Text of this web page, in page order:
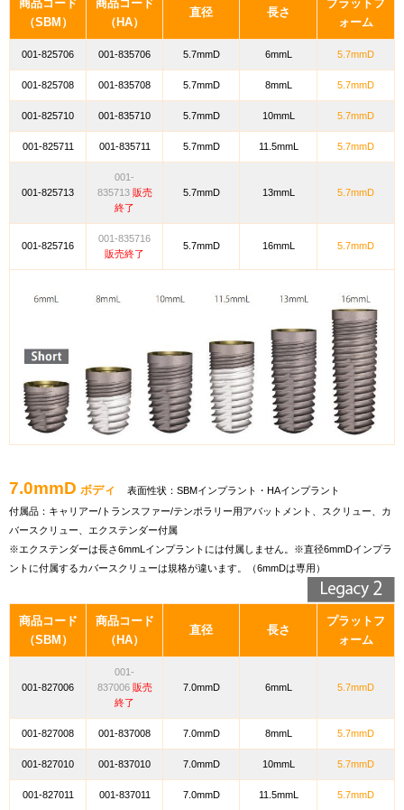
商品コード
（SBM）
商品コード
（HA）
直径 長さ
プラットフ
ォーム
001-825706 001-835706 5.7mmD 6mmL 5.7mmD
001-825708 001-835708 5.7mmD 8mmL 5.7mmD
001-825710 001-835710 5.7mmD 10mmL 5.7mmD
001-825711 001-835711 5.7mmD 11.5mmL 5.7mmD
001-825713
001-
835713 販売
終了
5.7mmD 13mmL 5.7mmD
001-825716
001-835716
販売終了
5.7mmD 16mmL 5.7mmD
7.0mmD ボディ
表面性状：SBMインプラント・HAインプラント
付属品：キャリアー/トランスファー/テンポラリー用アバットメント、スクリュー、カ
バースクリュー、エクステンダー付属
※エクステンダーは長さ6mmLインプラントには付属しません。※直径6mmDインプラ
ントに付属するカバースクリューは規格が違います。（6mmDは専用）
商品コード
（SBM）
商品コード
（HA）
直径 長さ
プラットフ
ォーム
001-827006
001-
837006 販売
終了
7.0mmD 6mmL 5.7mmD
001-827008 001-837008 7.0mmD 8mmL 5.7mmD
001-827010 001-837010 7.0mmD 10mmL 5.7mmD
001-827011 001-837011 7.0mmD 11.5mmL 5.7mmD